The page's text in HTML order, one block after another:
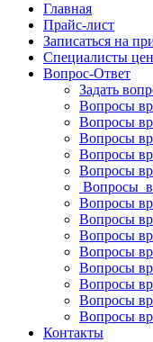
Главная
Прайс-лист
Записаться на
Специалисты
Вопрос-Ответ
Задать
Вопросы
Вопросы
Вопросы
Вопросы
Вопросы
Вопросы
Вопросы
Вопросы
Вопросы
Вопросы
Вопросы
Вопросы
Вопросы
Вопросы
Контакты